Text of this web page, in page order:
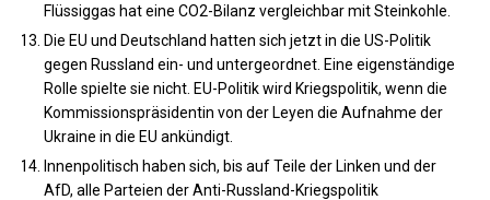
Flüssiggas hat eine CO2-Bilanz vergleichbar mit Steinkohle.
Die EU und Deutschland hatten sich jetzt in die US-Politik
gegen Russland ein- und untergeordnet. Eine eigenständige
Rolle spielte sie nicht. EU-Politik wird Kriegspolitik, wenn die
Kommissionspräsidentin von der Leyen die Aufnahme der
Ukraine in die EU ankündigt.
Innenpolitisch haben sich, bis auf Teile der Linken und der
AfD, alle Parteien der Anti-Russland-Kriegspolitik